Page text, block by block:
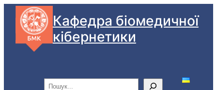
Перейти
вмісту
Кафедра біомедичної
кібернетики
П